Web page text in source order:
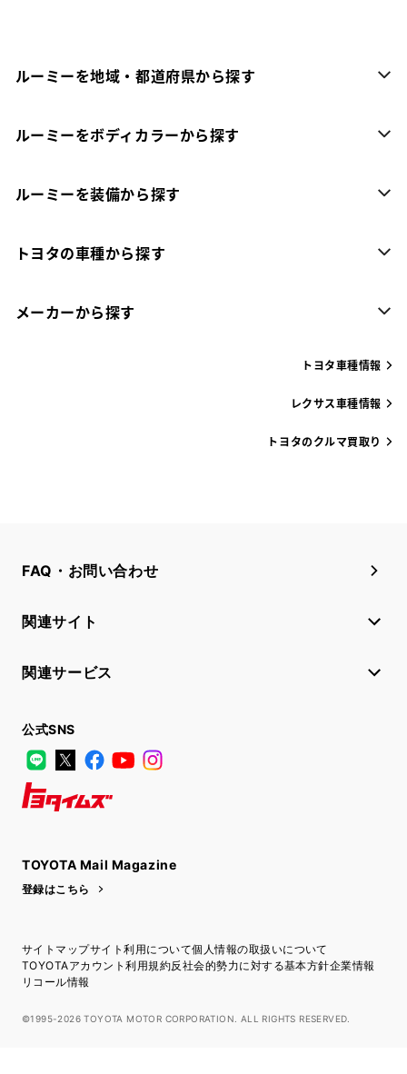
ルーミーを地域・都道府県から探す
ルーミーをボディカラーから探す
ルーミーを装備から探す
トヨタの車種から探す
メーカーから探す
トヨタ車種情報
レクサス車種情報
トヨタのクルマ買取り
FAQ・お問い合わせ
関連サイト
関連サービス
公式SNS
LINE
X FacebookYouTube
TOYOTA Mail Magazine
登録はこちら
サイトマップサイト利用について個人情報の取扱いについて
TOYOTAアカウント利用規約反社会的勢力に対する基本方針企業情報
リコール情報
©1995-2026 TOYOTA MOTOR CORPORATION. ALL RIGHTS RESERVED.